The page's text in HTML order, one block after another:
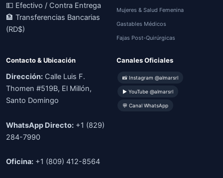
💵 Efectivo / Contra Entrega
🏦 Transferencias Bancarias
(RD$)
Mujeres & Salud Femenina
Gastables Médicos
Fajas Post-Quirúrgicas
Contacto & Ubicación
Dirección: Calle Luis F.
Thomen #519B, El Millón,
Santo Domingo
WhatsApp Directo: +1 (829)
284-7990
Oficina: +1 (809) 412-8564
Canales Oficiales
📸 Instagram @almarsrl
▶ YouTube @almarsrl
💬 Canal WhatsApp